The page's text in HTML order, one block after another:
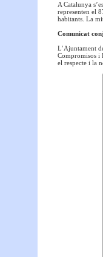
A Catalunya
representen el
habitants. La
Comunicat
L’Ajuntament
Compromisos i
el respecte i la